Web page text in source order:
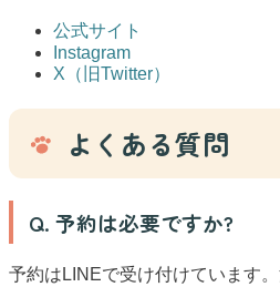
公式サイト
Instagram
X（旧Twitter）
よくある質問
Q. 予約は必要ですか?
予約はLINEで受け付けています